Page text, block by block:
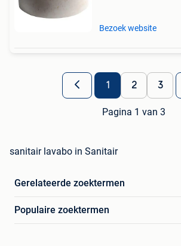
Bezoek website
1 2 3
Pagina 1 van 3
sanitair lavabo in Sanitair
Gerelateerde zoektermen
Populaire zoektermen